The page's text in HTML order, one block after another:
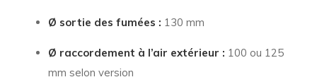
Ø sortie des fumées : 130 mm
Ø raccordement à l’air extérieur : 100 ou 125
mm selon version